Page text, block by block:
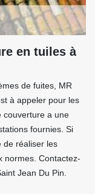
en tuiles à
de fuites, MR
à appeler pour les
couverture a une
fournies. Si
de réaliser les
normes. Contactez-
Jean Du Pin.